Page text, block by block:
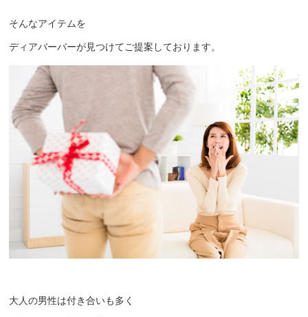
そんなアイテムを
ディアバーバーが見つけてご提案しております。
大人の男性は付き合いも多く